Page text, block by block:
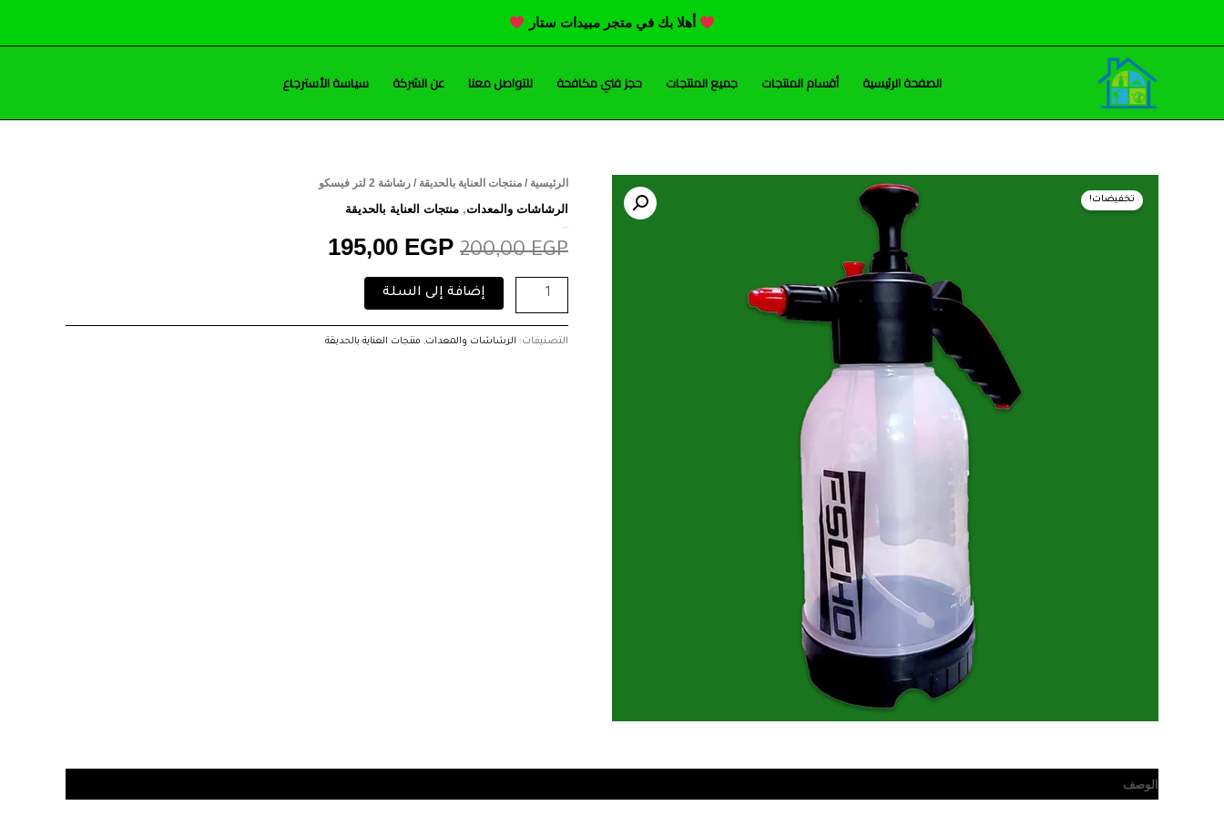
المحتوى
أهلا بك في متجر مبيدات ستار
الصفحة الرئيسية أقسام المنتجات جميع المنتجات حجز فني مكافحة للتواصل معنا عن الشركة سياسة الأسترجاع
تخفيضات!
الرئيسية / منتجات العناية بالحديقة / رشاشة 2 لتر فيسكو
الرشاشات والمعدات, منتجات العناية بالحديقة
200,00EGP
السعر
200,00 EGP.
195,00 EGP
السعر
كمية
رشاشة
لتر
فيسكو
إضافة إلى السلة
التصنيفات: الرشاشات والمعدات, منتجات العناية بالحديقة
الوصف